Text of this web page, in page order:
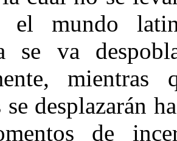
el mundo
se va
mientras
se desplazarán
de